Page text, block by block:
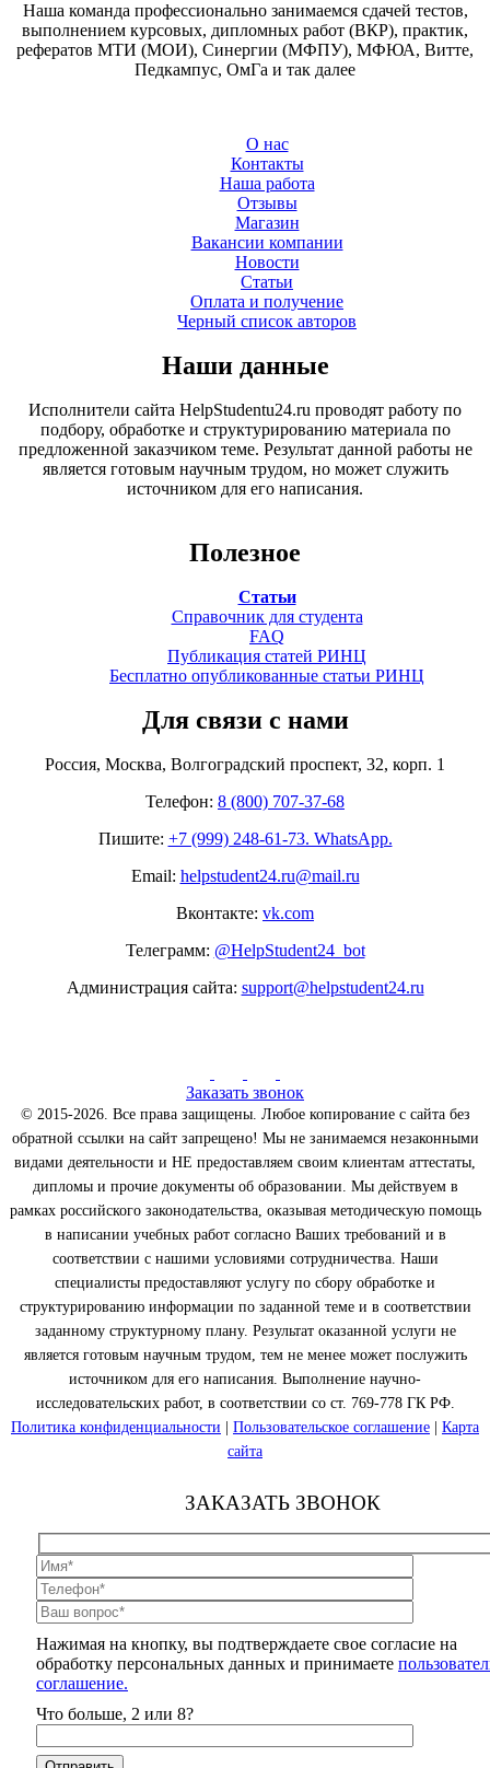
Наша команда профессионально занимаемся сдачей тестов,
выполнением курсовых, дипломных работ (ВКР), практик,
рефератов МТИ (МОИ), Синергии (МФПУ), МФЮА, Витте,
Педкампус, ОмГа и так далее
О нас
Контакты
Наша работа
Отзывы
Магазин
Вакансии компании
Новости
Статьи
Оплата и получение
Черный список авторов
Наши данные
Исполнители сайта HelpStudentu24.ru проводят работу по
подбору, обработке и структурированию материала по
предложенной заказчиком теме. Результат данной работы не
является готовым научным трудом, но может служить
источником для его написания.
Полезное
Статьи
Справочник для студента
FAQ
Публикация статей РИНЦ
Бесплатно опубликованные статьи РИНЦ
Для связи с нами
Россия, Москва, Волгоградский проспект, 32, корп. 1
Телефон: 8 (800) 707-37-68
Пишите: +7 (999) 248-61-73. WhatsApp.
Email: helpstudent24.ru@mail.ru
Вконтакте: vk.com
Телеграмм: @HelpStudent24_bot
Администрация сайта: support@helpstudent24.ru
Заказать звонок
© 2015-2026. Все права защищены. Любое копирование с сайта без
обратной ссылки на сайт запрещено! Мы не занимаемся незаконными
видами деятельности и НЕ предоставляем своим клиентам аттестаты,
дипломы и прочие документы об образовании. Мы действуем в
рамках российского законодательства, оказывая методическую помощь
в написании учебных работ согласно Ваших требований и в
соответствии с нашими условиями сотрудничества. Наши
специалисты предоставляют услугу по сбору обработке и
структурированию информации по заданной теме и в соответствии
заданному структурному плану. Результат оказанной услуги не
является готовым научным трудом, тем не менее может послужить
источником для его написания. Выполнение научно-
исследовательских работ, в соответствии со ст. 769-778 ГК РФ.
Политика конфиденциальности
Пользовательское соглашение
Карта
сайта
ЗАКАЗАТЬ ЗВОНОК
Нажимая на кнопку, вы подтверждаете свое согласие на
обработку персональных данных и принимаете
соглашение.
Что больше, 2 или 8?